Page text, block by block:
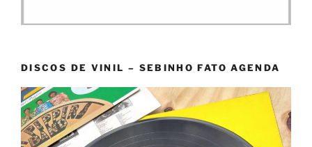
DISCOS DE VINIL – SEBINHO FATO AGENDA